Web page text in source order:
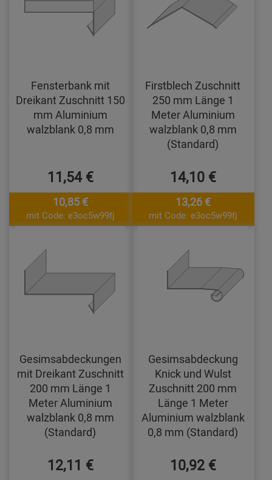
Fensterbank mit
Dreikant Zuschnitt 150
mm Aluminium
walzblank 0,8 mm
11,54 €
10,85 €
mit Code: e3oc5w99fj
Firstblech Zuschnitt
250 mm Länge 1
Meter Aluminium
walzblank 0,8 mm
(Standard)
14,10 €
13,26 €
mit Code: e3oc5w99fj
Gesimsabdeckungen
mit Dreikant Zuschnitt
200 mm Länge 1
Meter Aluminium
walzblank 0,8 mm
(Standard)
12,11 €
Gesimsabdeckung
Knick und Wulst
Zuschnitt 200 mm
Länge 1 Meter
Aluminium walzblank
0,8 mm (Standard)
10,92 €